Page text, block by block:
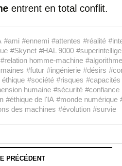
entrent en total conflit.
#ami #ennemi #attentes #réalité
#Skynet #HAL 9000
#relation homme-machine
#futur #ingénierie #désirs
#société #risques #capacités
humaine #sécurité #confiance
#éthique de l'IA #monde numérique
des machines #évolution #survie
PRÉCÉDENT